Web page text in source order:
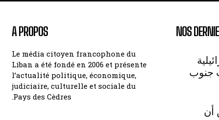
A PROPOS
Le média citoyen francophone du
Liban a été fondé en 2006 et présente
l’actualité politique, économique,
judiciaire, culturelle et sociale du
Pays des Cèdres.
NOS
جنوب
أن